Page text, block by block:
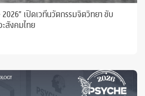
2026” เปิดเวทีนวัตกรรมจิตวิทยา ขับ
สังคมไทย